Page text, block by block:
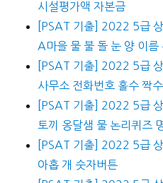
시설평가액 자본금
[PSAT 기출] 2022 5급
A마을 물 불 돌 눈 양 이름
[PSAT 기출] 2022 5급
사무소 전화번호 홀수 짝수
[PSAT 기출] 2022 5급
토끼 옹달샘 물 논리퀴즈
[PSAT 기출] 2022 5급
아홉 개 숫자버튼